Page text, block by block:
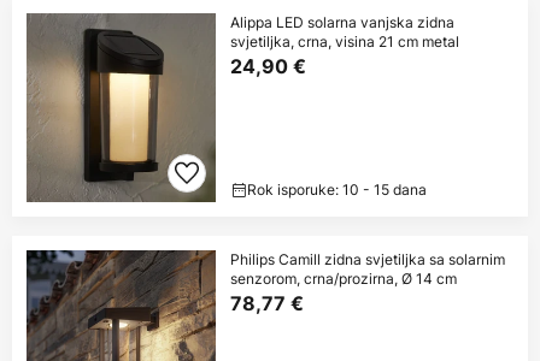
Alippa LED solarna vanjska zidna
svjetiljka, crna, visina 21 cm metal
24,90 €
Rok isporuke: 10 - 15 dana
Philips Camill zidna svjetiljka sa solarnim
senzorom, crna/prozirna, Ø 14 cm
78,77 €